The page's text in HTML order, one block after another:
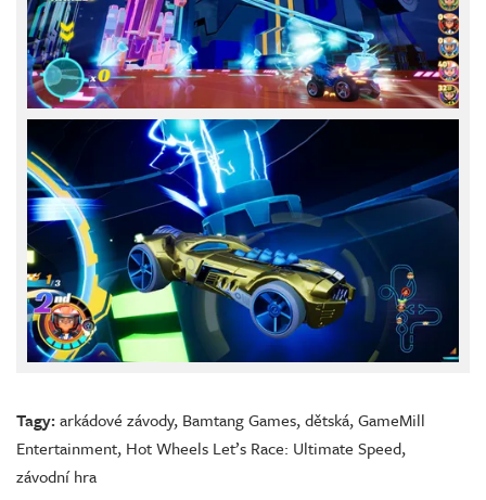
Tagy:arkádové závody, Bamtang Games,dětská,GameMill
Entertainment, Hot Wheels Let’s Race: Ultimate Speed,
závodní hra